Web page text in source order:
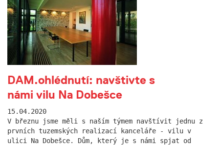
DAM.ohlédnutí: navštivte s
námi vilu Na Dobešce
15.04.2020
V březnu jsme měli s naším týmem navštívit jednu z
prvních tuzemských realizací kanceláře - vilu v
ulici Na Dobešce. Dům, který je s námi spjat od